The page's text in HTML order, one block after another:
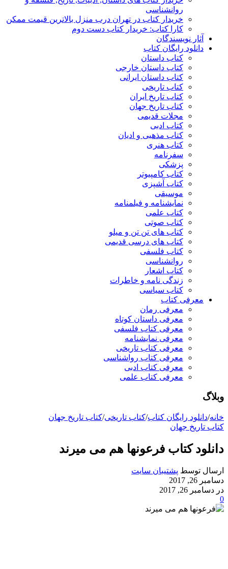
روانشناسی
خریدار کتاب در تهران درب منزل بالاترین قیمت ممکن
کارا کتاب: خریدار کتاب دست دوم
آثار نویسندگان
دانلود رایگان کتاب
کتاب داستان
کتاب داستان خارجی
کتاب داستان ایرانی
کتاب تاریخی
کتاب تاریخ ایران
کتاب تاریخ جهان
مجلات قدیمی
کتاب ادبی
کتاب مذهبی و ادیان
کتاب هنری
سفرنامه
پزشکی
کتاب کامپیوتر
کتاب آشپزی
موسیقی
نمایشنامه و فیلمنامه
کتاب علمی
کتاب صوتی
کتاب های تن تن و میلو
کتاب های درسی قدیمی
کتاب فلسفی
روانشناسی
کتاب اشعار
زندگی نامه و خاطرات
کتاب سیاسی
معرفی کتاب
معرفی رمان
معرفی داستان کوتاه
معرفی کتاب فلسفی
معرفی نمایشنامه
معرفی کتاب تاریخی
معرفی کتاب رواشناسی
معرفی کتاب ادبی
معرفی کتاب علمی
وبلاگ
خانه/دانلود رایگان کتاب/کتاب تاریخی/کتاب تاریخ جهان
کتاب تاریخ جهان
دانلود کتاب فرعونها هم می میرند
ارسال توسط پشتیبان سایت
دسامبر 26, 2017
در دسامبر 26, 2017
0